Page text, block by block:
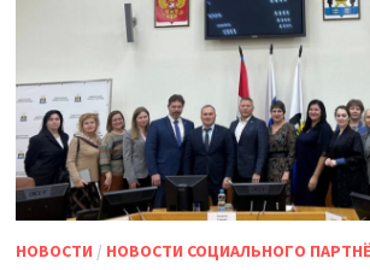
НОВОСТИ / НОВОСТИ СОЦИАЛЬНОГО